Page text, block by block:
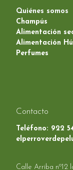
Quiénes somos
Champús
Alimentación
Alimentación
Perfumes
Contacto
Teléfono: 922
Calle Arriba nº12